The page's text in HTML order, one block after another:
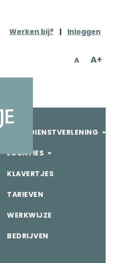
Werken bij? | Inloggen
A A+
ONZE DIENSTVERLENING
LOCATIES
KLAVERTJES
TARIEVEN
WERKWIJZE
BEDRIJVEN